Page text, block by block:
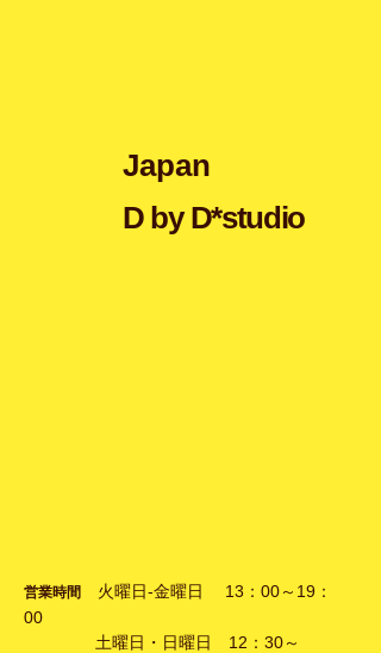
Japan
D by D*studio
営業時間 火曜日-金曜日 13：00～ 19：
00
土曜日・日曜日 12：30～